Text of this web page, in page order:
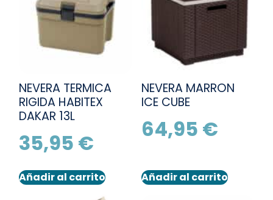
NEVERA TERMICA
RIGIDA HABITEX
DAKAR 13L
35,95 €
Añadir al carrito
NEVERA MARRON
ICE CUBE
64,95 €
Añadir al carrito